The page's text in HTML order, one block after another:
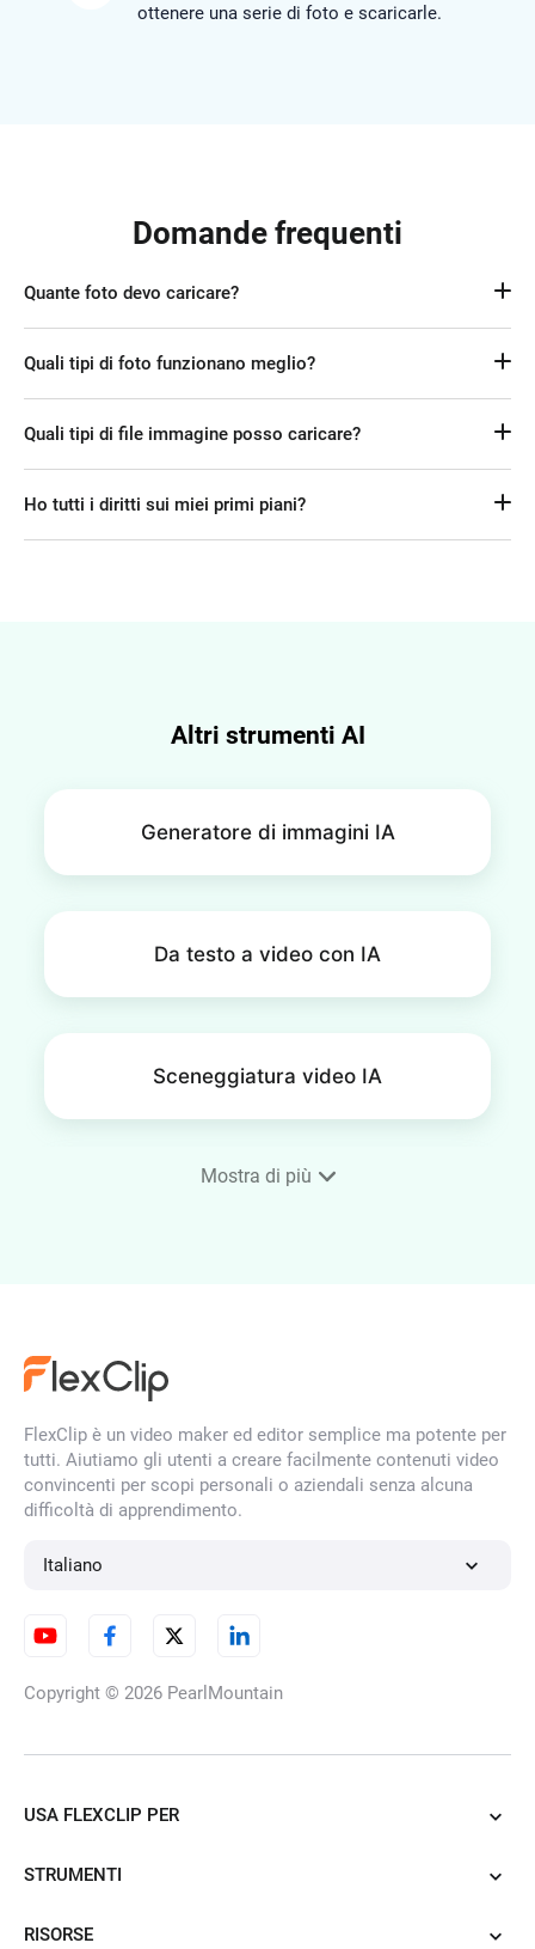
ottenere una serie di foto e scaricarle.
Domande frequenti
Quante foto devo caricare?
caratteristiche e genererà foto che ti rappresentano
fedelmente.
Quali tipi di foto funzionano meglio?
chiara, con il viso frontale e uno sfondo pulito.
Quali tipi di file immagine posso caricare?
nostro strumento.
Ho tutti i diritti sui miei primi piani?
Altri strumenti AI
Generatore di immagini IA
Da testo a video con IA
Sceneggiatura video IA
Editor audio online gratuito
Mostra di più
FlexClip è un video maker ed editor semplice ma potente per
tutti. Aiutiamo gli utenti a creare facilmente contenuti video
convincenti per scopi personali o aziendali senza alcuna
difficoltà di apprendimento.
Italiano
Copyright © 2026 PearlMountain
USA FLEXCLIP PER
STRUMENTI
RISORSE